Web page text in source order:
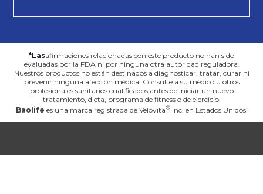
*Lasafirmaciones relacionadas con este producto no han sido
evaluadas por la FDA ni por ninguna otra autoridad reguladora.
Nuestros productos no están destinados a diagnosticar, tratar, curar ni
prevenir ninguna afección médica. Consulte a su médico u otros
profesionales sanitarios cualificados antes de iniciar un nuevo
tratamiento, dieta, programa de fitness o de ejercicio.
Baolife es una marca registrada de Velovita Inc. en Estados Unidos.